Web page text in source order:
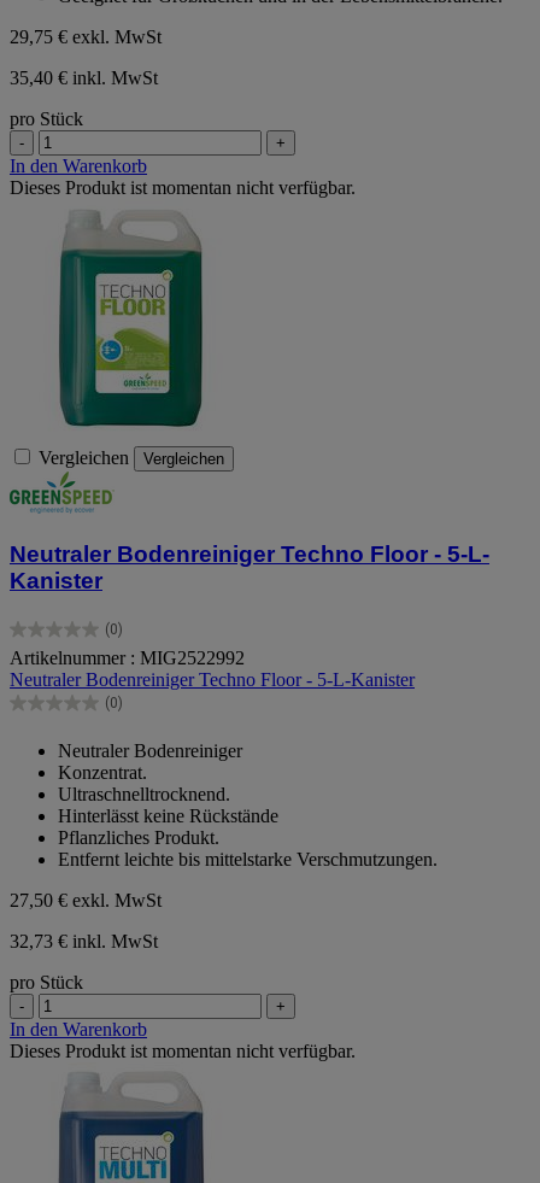
29,75 € exkl. MwSt
35,40 € inkl. MwSt
pro Stück
- +
In den Warenkorb
Dieses Produkt ist momentan nicht verfügbar.
Vergleichen Vergleichen
Neutraler Bodenreiniger Techno Floor - 5-L-
Kanister
(0)
0.0
von
5
Sternen.
Artikelnummer : MIG2522992
Neutraler Bodenreiniger Techno Floor - 5-L-Kanister
(0)
0.0
Sternen.
Neutraler Bodenreiniger
Konzentrat.
Ultraschnelltrocknend.
Hinterlässt keine Rückstände
Pflanzliches Produkt.
Entfernt leichte bis mittelstarke Verschmutzungen.
27,50 € exkl. MwSt
32,73 € inkl. MwSt
pro Stück
- +
In den Warenkorb
Dieses Produkt ist momentan nicht verfügbar.